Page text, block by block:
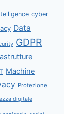
cyber
Data
GDPR
Machine
Protezione
digitale